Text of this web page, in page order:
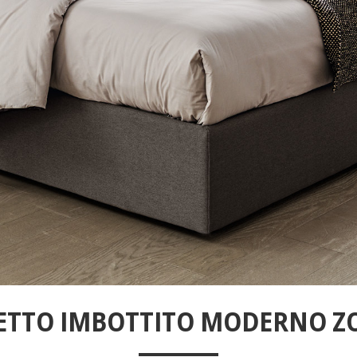
IMBOTTITO MODERNO